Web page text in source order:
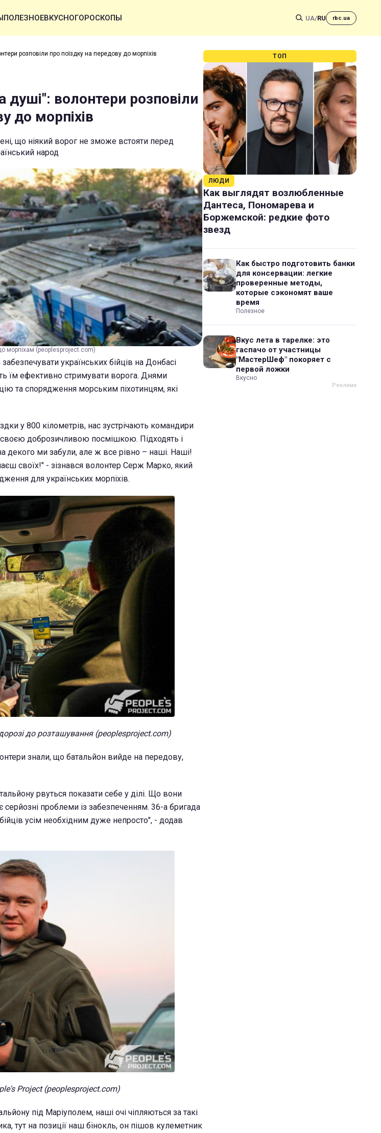
ПОЛЕЗНОЕВКУСНОГОРОСКОПЫ UA/RU rbc.ua
розповіли про поїздку на передову до морпіхів
душі": волонтери розповіли
до морпіхів
що ніякий ворог не зможе встояти перед
народ
морпіхам (peoplesproject.com)
українських бійців на Донбасі
їм ефективно стримувати ворога. Днями
та спорядження морським піхотинцям, які
у 800 кілометрів, нас зустрічають командири
доброзичливою посмішкою. Підходять і
декого ми забули, але ж все рівно – наші. Наші!
своїх!" - зізнався волонтер Серж Марко, який
для українських морпіхів.
до розташування (peoplesproject.com)
знали, що батальйон вийде на передову,
рвуться показати себе у ділі. Що вони
проблеми із забезпеченням. 36-а бригада
усім необхідним дуже непросто", - додав
Project (peoplesproject.com)
під Маріуполем, наші очі чіпляються за такі
тут на позиції наш бінокль, он пішов кулеметник
ТОП
ЛЮДИ
Как выглядят возлюбленные
Дантеса, Пономарева и
Боржемской: редкие фото
звезд
Как быстро подготовить банки
для консервации: легкие
проверенные методы,
которые сэкономят ваше
время
Полезное
Вкус лета в тарелке: это
гаспачо от участницы
"МастерШеф" покоряет с
первой ложки
Вкусно